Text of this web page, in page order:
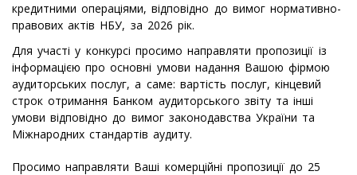
кредитними операціями, відповідно до вимог нормативно-
правових актів НБУ, за 2026 рік.
Для участі у конкурсі просимо направляти пропозиції із
інформацією про основні умови надання Вашою фірмою
аудиторських послуг, а саме: вартість послуг, кінцевий
строк отримання Банком аудиторського звіту та інші
умови відповідно до вимог законодавства України та
Міжнародних стандартів аудиту.
Просимо направляти Ваші комерційні пропозиції до 25